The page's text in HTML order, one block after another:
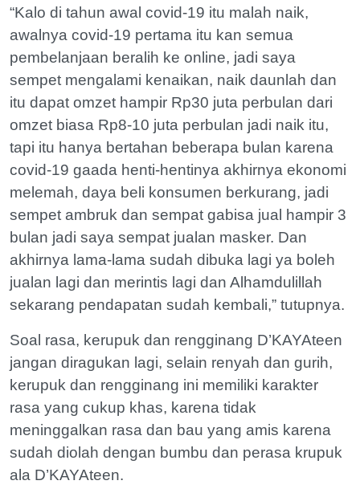
“Kalo di tahun awal covid-19 itu malah naik,
awalnya covid-19 pertama itu kan semua
pembelanjaan beralih ke online, jadi saya
sempet mengalami kenaikan, naik daunlah dan
itu dapat omzet hampir Rp30 juta perbulan dari
omzet biasa Rp8-10 juta perbulan jadi naik itu,
tapi itu hanya bertahan beberapa bulan karena
covid-19 gaada henti-hentinya akhirnya ekonomi
melemah, daya beli konsumen berkurang, jadi
sempet ambruk dan sempat gabisa jual hampir 3
bulan jadi saya sempat jualan masker. Dan
akhirnya lama-lama sudah dibuka lagi ya boleh
jualan lagi dan merintis lagi dan Alhamdulillah
sekarang pendapatan sudah kembali,” tutupnya.
Soal rasa, kerupuk dan rengginang D’KAYAteen
jangan diragukan lagi, selain renyah dan gurih,
kerupuk dan rengginang ini memiliki karakter
rasa yang cukup khas, karena tidak
meninggalkan rasa dan bau yang amis karena
sudah diolah dengan bumbu dan perasa krupuk
ala D’KAYAteen.